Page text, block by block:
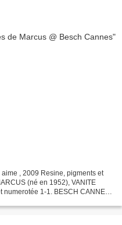
, 2009 Resine, pigments et
(né en 1952), VANITE
numerotée 1-1. BESCH CANNES